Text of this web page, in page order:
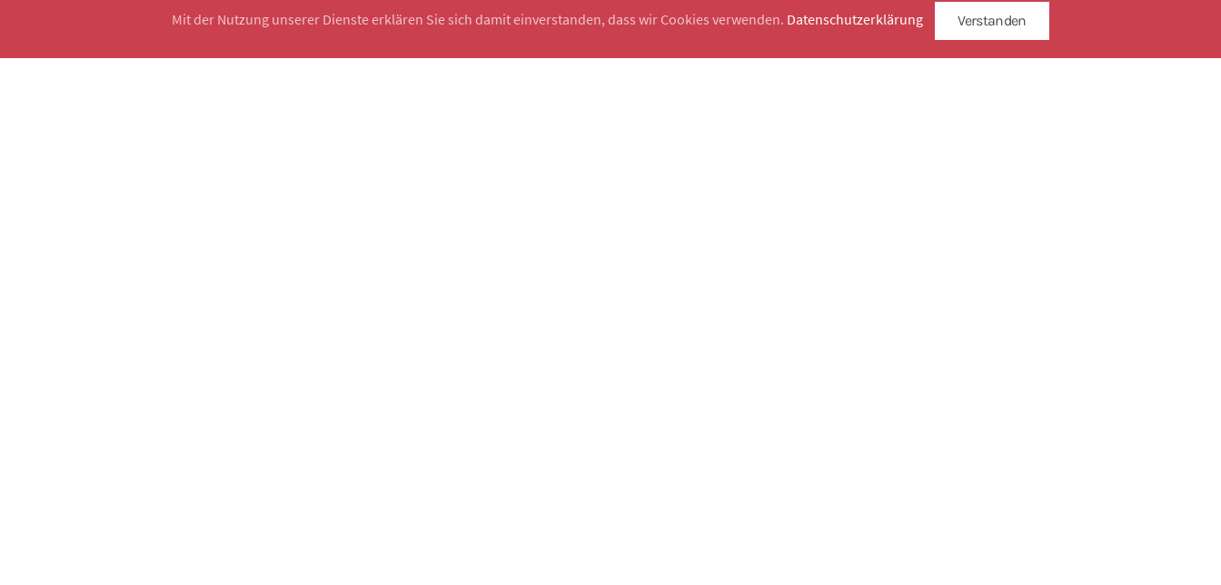
Mit der Nutzung unserer Dienste erklären Sie sich damit einverstanden, dass wir Cookies verwenden. Datenschutzerklärung Verstanden